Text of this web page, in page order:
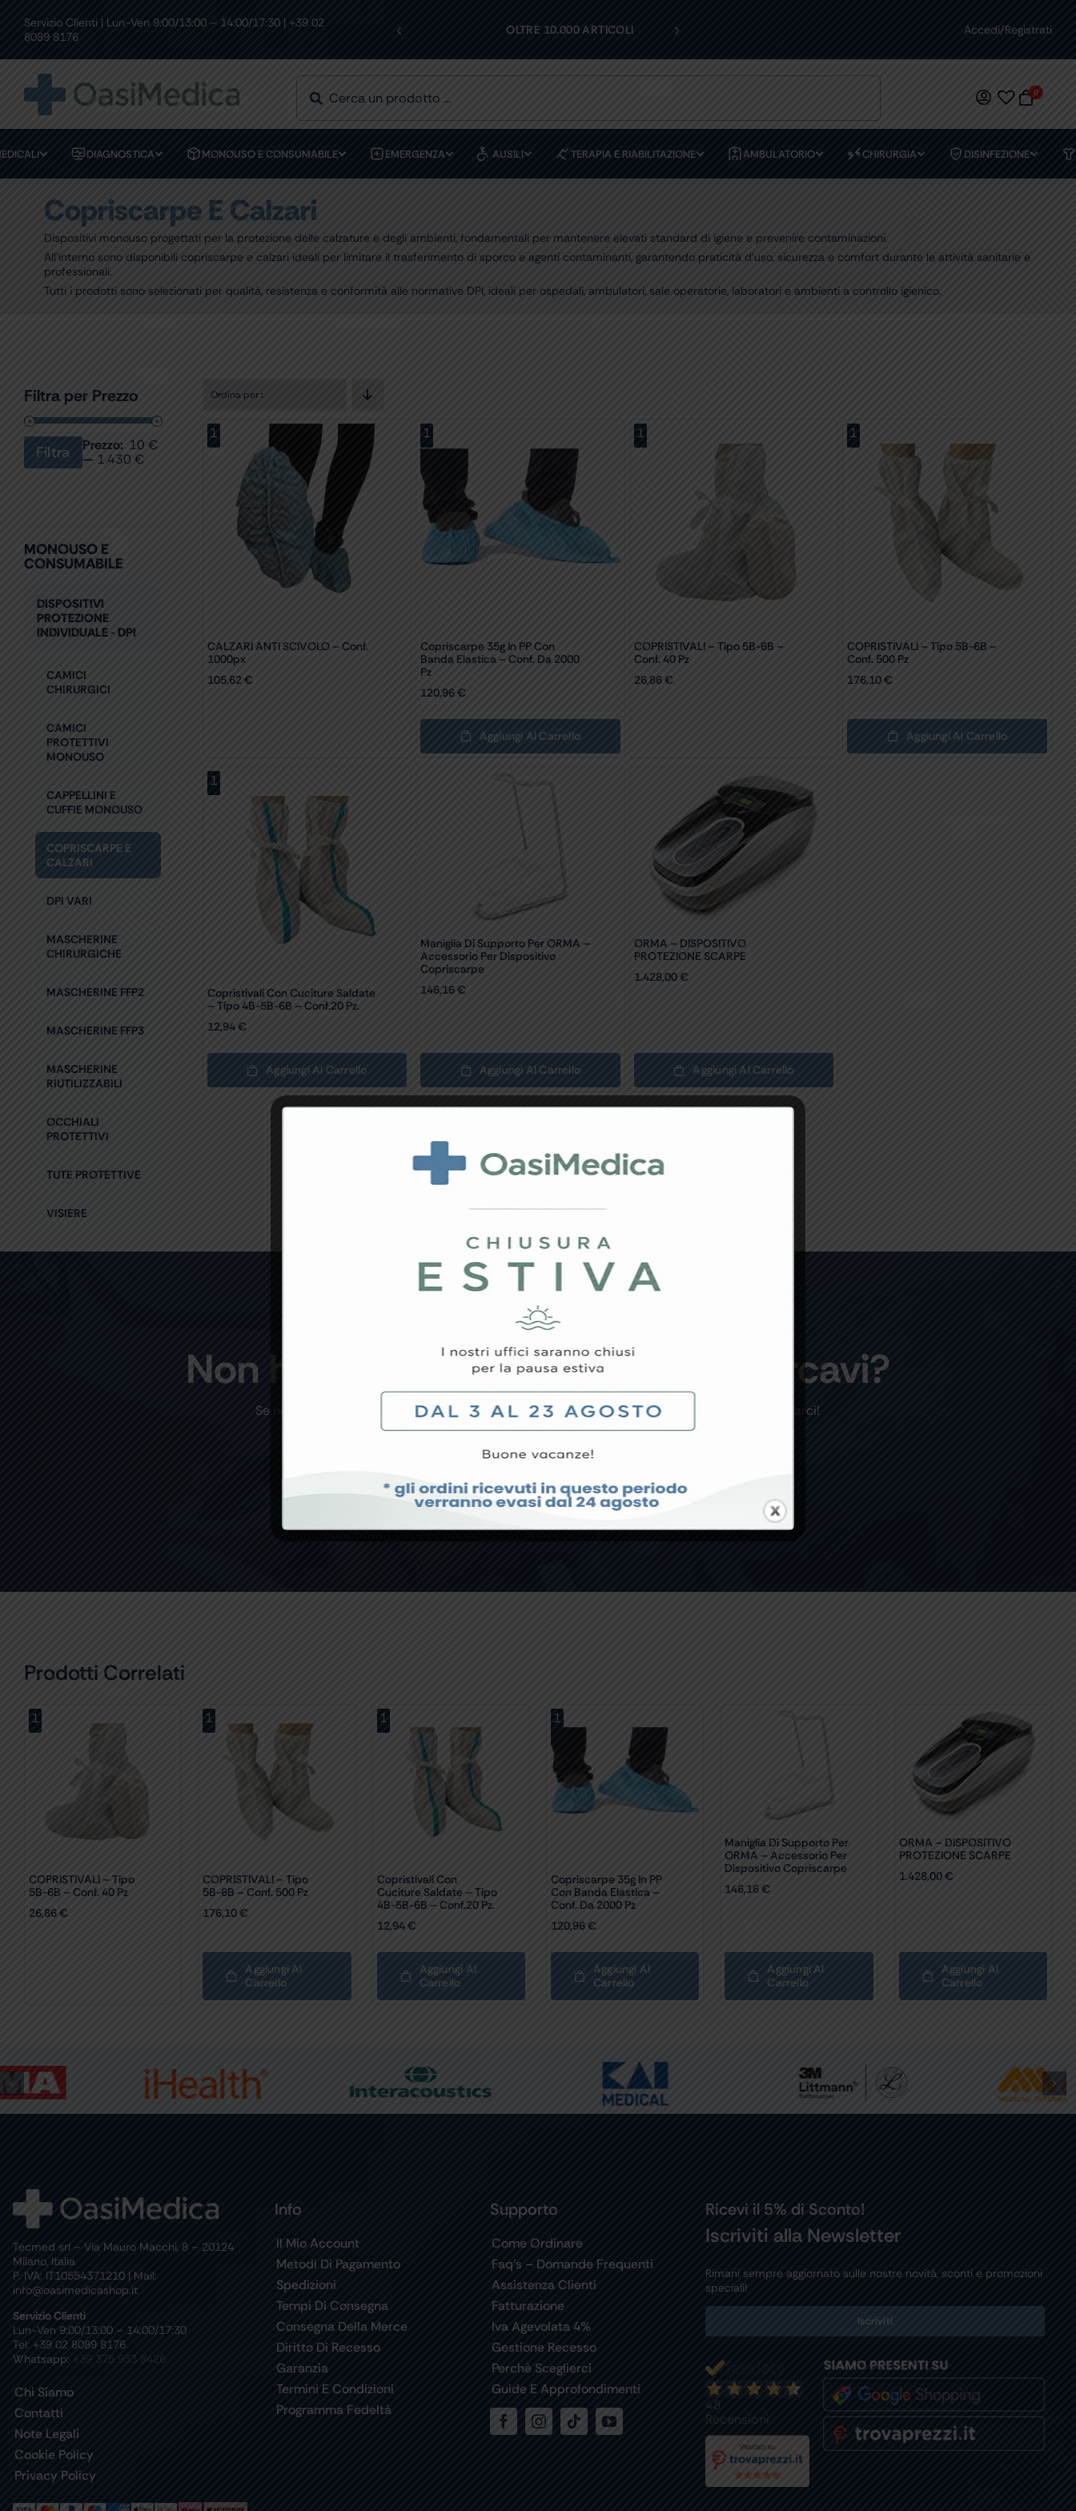
content
Servizio Clienti | Lun-Ven 9:00/13:00 – 14:00/17:30 | +39 02
8089 8176
‹
RESI FACILI PAGAMENTI SICURI OLTRE 10.000 ARTICOLI › Accedi/Registrati
0
DIAGNOSTICA MONOUSO E CONSUMABILE EMERGENZA AUSILI TERAPIA E RIABILITAZIONE AMBULATORIO CHIRURGIA DISINFEZIONE
Copriscarpe E Calzari
Dispositivi monouso progettati per la protezione delle calzature e degli ambienti, fondamentali per mantenere elevati standard di igiene e prevenire contaminazioni.
All’interno sono disponibili copriscarpe e calzari ideali per limitare il trasferimento di sporco e agenti contaminanti, garantendo praticità d’uso, sicurezza e comfort durante le attività sanitarie e
professionali.
Tutti i prodotti sono selezionati per qualità, resistenza e conformità alle normative DPI, ideali per ospedali, ambulatori, sale operatorie, laboratori e ambienti a controllo igienico.
Filtra per Prezzo
Prezzo
Min
Prezzo
Max
Filtra Prezzo: 10 €
— 1.430 €
MONOUSO E
CONSUMABILE
DISPOSITIVI
PROTEZIONE
INDIVIDUALE - DPI
CAMICI
CHIRURGICI
CAMICI
PROTETTIVI
MONOUSO
CAPPELLINI E
CUFFIE MONOUSO
COPRISCARPE E
CALZARI
DPI VARI
MASCHERINE
CHIRURGICHE
MASCHERINE FFP2
MASCHERINE FFP3
MASCHERINE
RIUTILIZZABILI
OCCHIALI
PROTETTIVI
TUTE PROTETTIVE
VISIERE
Ordina per:
1
CALZARI ANTI SCIVOLO – Conf.
1000px
105,62€
1
Copriscarpe 35g In PP Con
Banda Elastica – Conf. Da 2000
Pz
120,96€
Aggiungi Al Carrello
1
COPRISTIVALI – Tipo 5B-6B –
Conf. 40 Pz
26,86 €
1
COPRISTIVALI – Tipo 5B-6B –
Conf. 500 Pz
176,10€
Aggiungi Al Carrello
1
Copristivali Con Cuciture Saldate
– Tipo 4B-5B-6B – Conf.20 Pz.
12,94 €
Aggiungi Al Carrello
Maniglia Di Supporto Per ORMA –
Accessorio Per Dispositivo
Copriscarpe
146,16€
Aggiungi Al Carrello
ORMA – DISPOSITIVO
PROTEZIONE SCARPE
1.428,00 €
Aggiungi Al Carrello
Non hai trovato il prodotto che cercavi?
Se non trovi un prodotto specifico o hai qualche richiesta particolare, non esitare a contattarci!
Prodotti Correlati
1
COPRISTIVALI – Tipo
5B-6B – Conf. 40 Pz
26,86€
1
COPRISTIVALI – Tipo
5B-6B – Conf. 500 Pz
176,10€
Aggiungi Al
Carrello
1
Copristivali Con
Cuciture Saldate – Tipo
4B-5B-6B – Conf.20 Pz.
12,94€
Aggiungi Al
Carrello
1
Copriscarpe 35g In PP
Con Banda Elastica –
Conf. Da 2000 Pz
120,96 €
Aggiungi Al
Carrello
Maniglia Di Supporto Per
ORMA – Accessorio Per
Dispositivo Copriscarpe
146,16€
Aggiungi Al
Carrello
ORMA – DISPOSITIVO
PROTEZIONE SCARPE
1.428,00€
Aggiungi Al
Carrello
Tecmed srl – Via Mauro Macchi, 8 – 20124
Milano, Italia
P. IVA: IT10554371210 | Mail:
info@oasimedicashop.it
Servizio Clienti
Lun-Ven 9:00/13:00 – 14:00/17:30
Tel: +39 02 8089 8176
Whatsapp: +39 375 933 8426
Chi Siamo
Contatti
Note Legali
Cookie Policy
Privacy Policy
Info
Il Mio Account
Metodi Di Pagamento
Spedizioni
Tempi Di Consegna
Consegna Della Merce
Diritto Di Recesso
Garanzia
Termini E Condizioni
Programma Fedeltà
Supporto
Come Ordinare
Faq’s – Domande Frequenti
Assistenza Clienti
Fatturazione
Iva Agevolata 4%
Gestione Recesso
Perchè Sceglierci
Guide E Approfondimenti
Ricevi il 5% di Sconto!
Iscriviti alla Newsletter
Rimani sempre aggiornato sulle nostre novità, sconti e promozioni
speciali!
Iscriviti
48
Recensioni